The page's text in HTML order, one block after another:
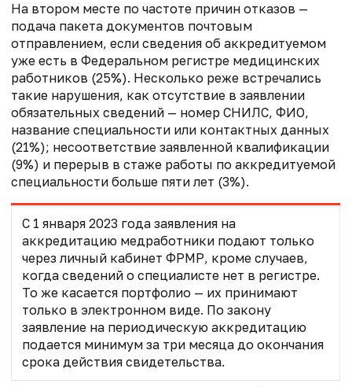
На втором месте по частоте причин отказов —
подача пакета документов почтовым
отправлением, если сведения об аккредитуемом
уже есть в Федеральном регистре медицинских
работников (25%). Несколько реже встречались
такие нарушения, как отсутствие в заявлении
обязательных сведений — номер СНИЛС, ФИО,
название специальности или контактных данных
(21%); несоответствие заявленной квалификации
(9%) и перерыв в стаже работы по аккредитуемой
специальности больше пяти лет (3%).
С 1 января 2023 года заявления на
аккредитацию медработники подают только
через личный кабинет ФРМР, кроме случаев,
когда сведений о специалисте нет в регистре.
То же касается портфолио — их принимают
только в электронном виде. По закону
заявление на периодическую аккредитацию
подается минимум за три месяца до окончания
срока действия свидетельства.